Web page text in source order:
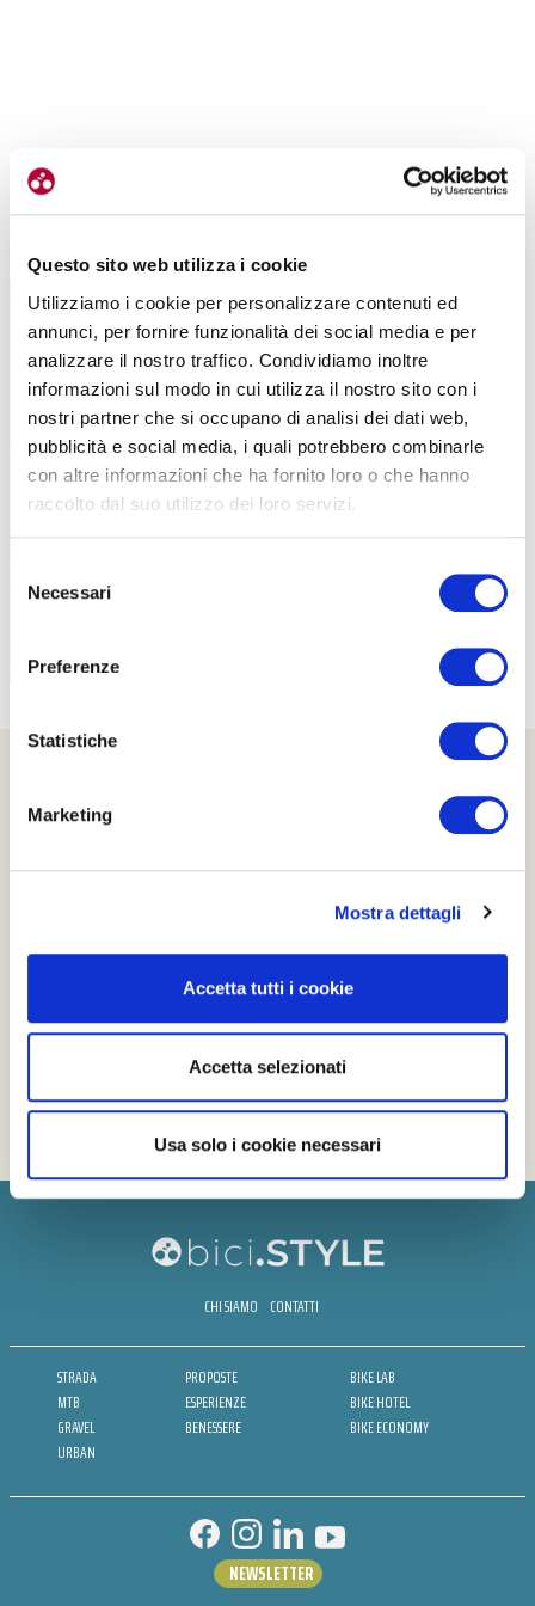
Questo sito web utilizza i cookie
Utilizziamo i cookie per personalizzare contenuti ed
annunci, per fornire funzionalità dei social media e per
analizzare il nostro traffico. Condividiamo inoltre
informazioni sul modo in cui utilizza il nostro sito con i
nostri partner che si occupano di analisi dei dati web,
pubblicità e social media, i quali potrebbero combinarle
con altre informazioni che ha fornito loro o che hanno
raccolto dal suo utilizzo dei loro servizi.
delNecessari
Preferenze
Statistiche
Marketing
Mostra dettagli
Accetta tutti i cookie
Accetta selezionati
Usa solo i cookie necessari
PROPOSTE
CHI SIAMO CONTATTI
STRADA
MTB
GRAVEL
URBAN
PROPOSTE
ESPERIENZE
BENESSERE
BIKE LAB
BIKE HOTEL
BIKE ECONOMY
NEWSLETTER